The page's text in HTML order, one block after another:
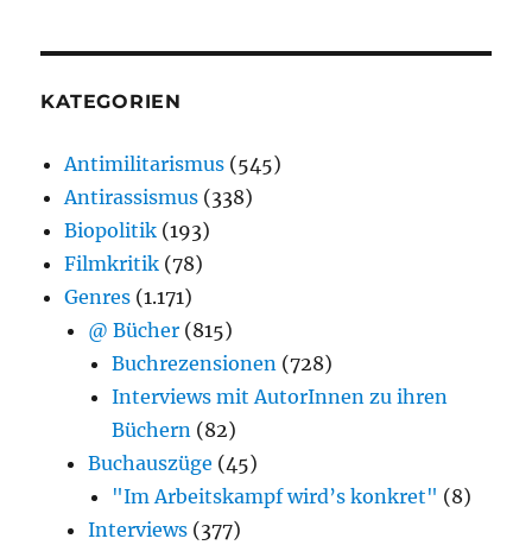
KATEGORIEN
Antimilitarismus (545)
Antirassismus (338)
Biopolitik (193)
Filmkritik (78)
Genres (1.171)
@ Bücher (815)
Buchrezensionen (728)
Interviews mit AutorInnen zu ihren
Büchern (82)
Buchauszüge (45)
"Im Arbeitskampf wird’s konkret" (8)
Interviews (377)